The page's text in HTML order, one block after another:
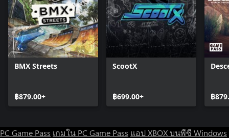
Trick Challenges - Hundreds of challenges with progressive
difficulties, to help build your bag of tricks as you move further
toward the completing them all. Can check off the entire list??
Thriving Community - Join the thriving ecosystem of players
creating, sharing and collaborating around the passion of Skater
Legit Soundtrack - Modest Mouse, Getter, Interpol, Animal
Collective, Future Islands and Band Of Horses headline the
vibe and fluid physics-based control mechanics.
BMX Streets
฿879.00+
ScootX
฿699.00+ ฿
PC Game Pass เกมใน PC Game Pass แอป XBOX บนพีซี Windows